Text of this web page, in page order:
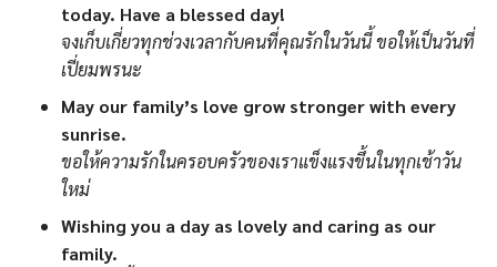
today. Have a blessed day!
จงเก็บเกี่ยวทุกช่วงเวลากับคนที่คุณรักในวันนี้ ขอให้เป็นวันที่
เปี่ยมพรนะ
May our family’s love grow stronger with every
sunrise.
ขอให้ความรักในครอบครัวของเราแข็งแรงขึ้นในทุกเช้าวัน
ใหม่
Wishing you a day as lovely and caring as our
family.